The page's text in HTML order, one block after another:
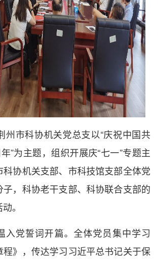
州市科协机关党总支以“庆祝中国共
”为主题，组织开展庆“七一”专题主
协机关支部、市科技馆支部全体党
子，科协老干支部、科协联合支部的
。
入党誓词开篇。全体党员集中学习
程》，传达学习习近平总书记关于保